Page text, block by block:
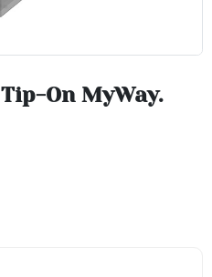
On MyWay.